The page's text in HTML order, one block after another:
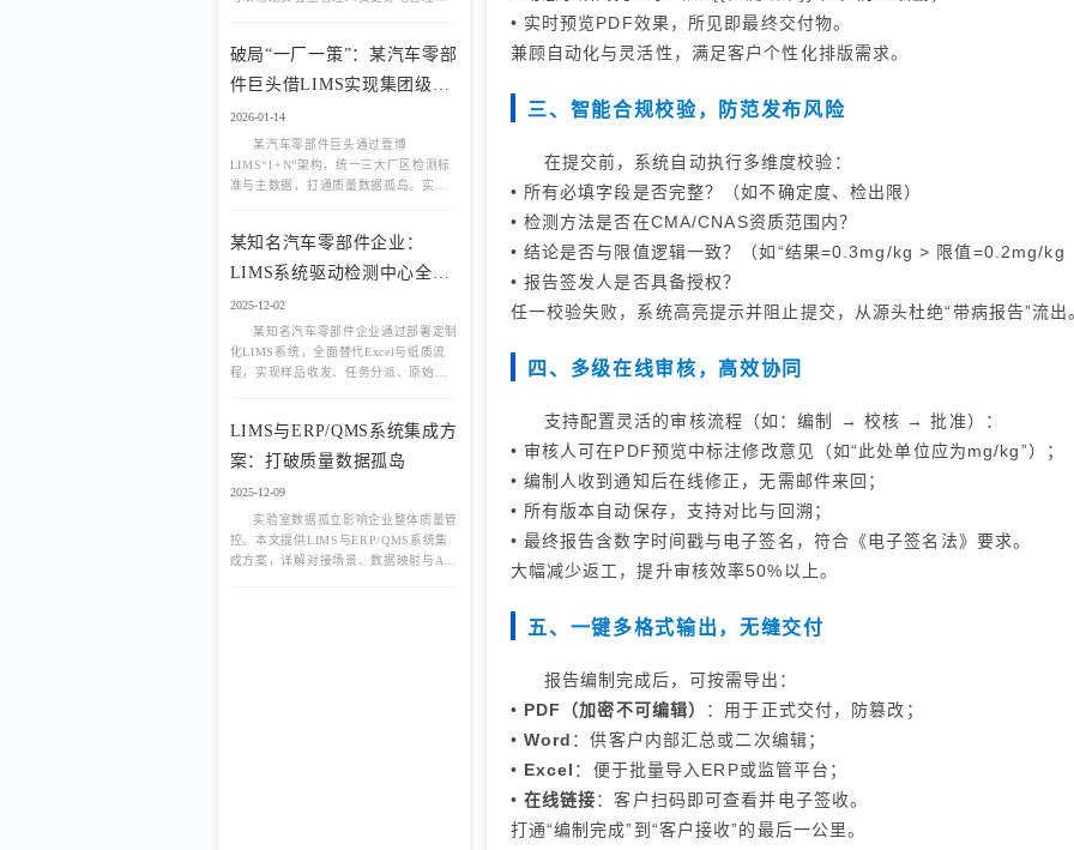
• 实时预览PDF效果，所见即最终交付物。
兼顾自动化与灵活性，满足客户个性化排版需求。
三、智能合规校验，防范发布风险
在提交前，系统自动执行多维度校验：
• 所有必填字段是否完整？（如不确定度、检出限）
• 检测方法是否在CMA/CNAS资质范围内？
• 结论是否与限值逻辑一致？（如“结果=0.3mg/kg > 限值=0.2mg/
• 报告签发人是否具备授权？
任一校验失败，系统高亮提示并阻止提交，从源头杜绝“带病报告”流出
四、多级在线审核，高效协同
支持配置灵活的审核流程（如：编制 → 校核 → 批准）：
• 审核人可在PDF预览中标注修改意见（如“此处单位应为mg/kg”）；
• 编制人收到通知后在线修正，无需邮件来回；
• 所有版本自动保存，支持对比与回溯；
• 最终报告含数字时间戳与电子签名，符合《电子签名法》要求。
大幅减少返工，提升审核效率50%以上。
五、一键多格式输出，无缝交付
报告编制完成后，可按需导出：
• PDF（加密不可编辑）
：用于正式交付，防篡改；
• Word ：供客户内部汇总或二次编辑；
• Excel ：便于批量导入ERP或监管平台；
• 在线链接：客户扫码即可查看并电子签收。
打通“编制完成”到“客户接收”的最后一公里。
破局“一厂一策”：某汽车零部
件巨头借LIMS实现集团级实
验室统一管控
2026-01-14
某汽车零部件巨头通过壹博
LIMS“1+N”架构，统一三大厂区检测标
准与主数据，打通质量数据孤岛。实现
实系统架构图与质量看板截图。
某知名汽车零部件企业：
LIMS系统驱动检测中心全流
程数字化转型
2025-12-02
某知名汽车零部件企业通过部署定制
化LIMS系统，全面替代Excel与纸质流
程，实现样品收发、任务分派、原始记
CNAS/CMA合规能力。
LIMS与ERP/QMS系统集成方
案：打破质量数据孤岛
2025-12-09
实验室数据孤立影响企业整体质量管
控。本文提供LIMS与ERP/QMS系统集
成方案，详解对接场景、数据映射与API